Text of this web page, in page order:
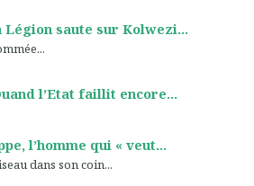
saute sur Kolwezi...
l’Etat faillit encore...
l’homme qui « veut...
dans son coin...